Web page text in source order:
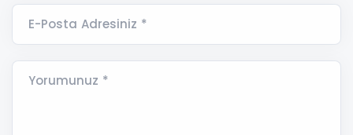
E-Posta Adresiniz *
Yorumunuz *